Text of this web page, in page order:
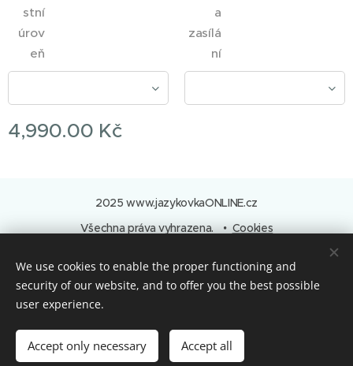
stní
úrov
eň
a
zasílá
ní
4,990.00 Kč
Add to cart
2025 www.jazykovkaONLINE.cz
Všechna práva vyhrazena.
Cookies
Languages
Čeština
English Deutsch Polski Français
We use cookies to enable the proper functioning and
security of our website, and to offer you the best possible
user experience.
Accept only necessary Accept all